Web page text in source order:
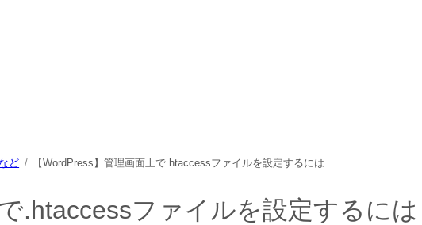
ど 【WordPress】管理画面上で.htaccessファイルを設定するには
.htaccessファイルを設定するには